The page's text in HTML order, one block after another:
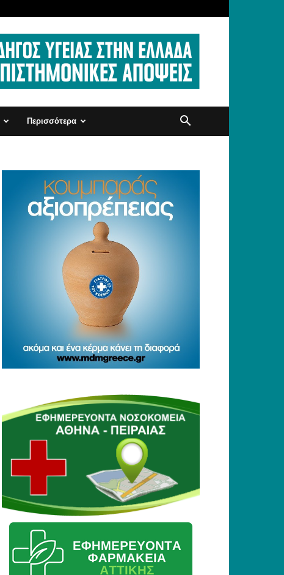
Περισσότερα